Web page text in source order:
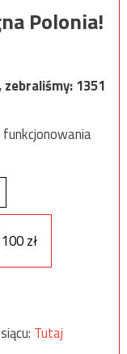
Polonia!
zebraliśmy:1351
100 zł
Tutaj